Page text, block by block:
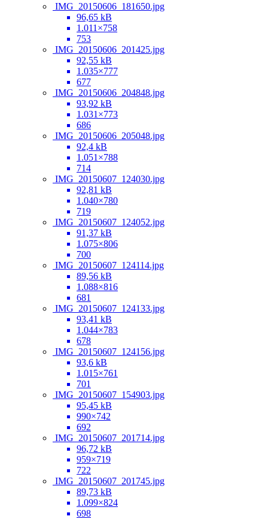
IMG_20150606_181650.jpg
96,65 kB
1.011×758
753
IMG_20150606_201425.jpg
92,55 kB
1.035×777
677
IMG_20150606_204848.jpg
93,92 kB
1.031×773
686
IMG_20150606_205048.jpg
92,4 kB
1.051×788
714
IMG_20150607_124030.jpg
92,81 kB
1.040×780
719
IMG_20150607_124052.jpg
91,37 kB
1.075×806
700
IMG_20150607_124114.jpg
89,56 kB
1.088×816
681
IMG_20150607_124133.jpg
93,41 kB
1.044×783
678
IMG_20150607_124156.jpg
93,6 kB
1.015×761
701
IMG_20150607_154903.jpg
95,45 kB
990×742
692
IMG_20150607_201714.jpg
96,72 kB
959×719
722
IMG_20150607_201745.jpg
89,73 kB
1.099×824
698